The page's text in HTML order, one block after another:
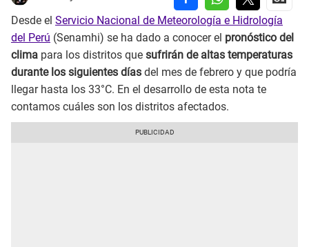
Desde el Servicio Nacional de Meteorología e Hidrología
del Perú (Senamhi) se ha dado a conocer el pronóstico del
clima para los distritos que sufrirán de altas temperaturas
durante los siguientes días del mes de febrero y que podría
llegar hasta los 33°C. En el desarrollo de esta nota te
contamos cuáles son los distritos afectados.